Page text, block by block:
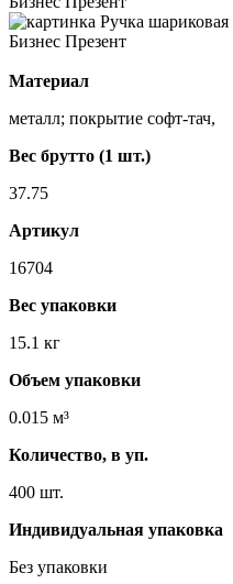
Материал
металл; покрытие софт-тач,
Вес брутто (1 шт.)
37.75
Артикул
16704
Вес упаковки
15.1 кг
Объем упаковки
0.015 м³
Количество, в уп.
400 шт.
Индивидуальная упаковка
Без упаковки